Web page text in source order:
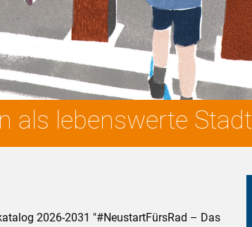
als lebenswerte Stadt
2026-2031 "#NeustartFürsRad – Das